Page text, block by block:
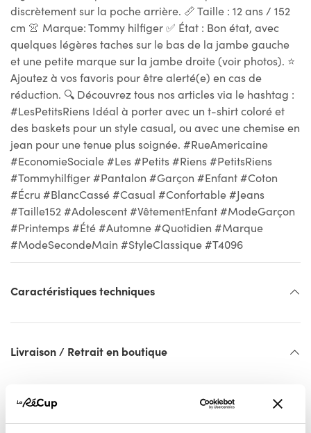
discrètement sur la poche arrière. 📏 Taille : 12 ans / 152
cm 👚 Marque: Tommy hilfiger ✅ État : Bon état, avec
quelques légères taches sur le bas de la jambe gauche
et une petite marque sur la jambe droite (voir photos). ⭐
Ajoutez à vos favoris pour être alerté(e) en cas de
réduction. 🔍 Découvrez tous nos articles via le hashtag :
#LesPetitsRiens Idéal à porter avec un t-shirt coloré et
des baskets pour un style casual, ou avec une chemise en
jean pour une tenue plus soignée. #RueAmericaine
#EconomieSociale #Les #Petits #Riens #PetitsRiens
#Tommyhilfiger #Pantalon #Garçon #Enfant #Coton
#Écru #BlancCassé #Casual #Confortable #Jeans
#Taille152 #Adolescent #VêtementEnfant #ModeGarçon
#Printemps #Été #Automne #Quotidien #Marque
#ModeSecondeMain #StyleClassique #T4096
Caractéristiques techniques
Livraison / Retrait en boutique